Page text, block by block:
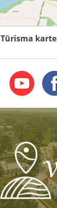
Tūrisma karte